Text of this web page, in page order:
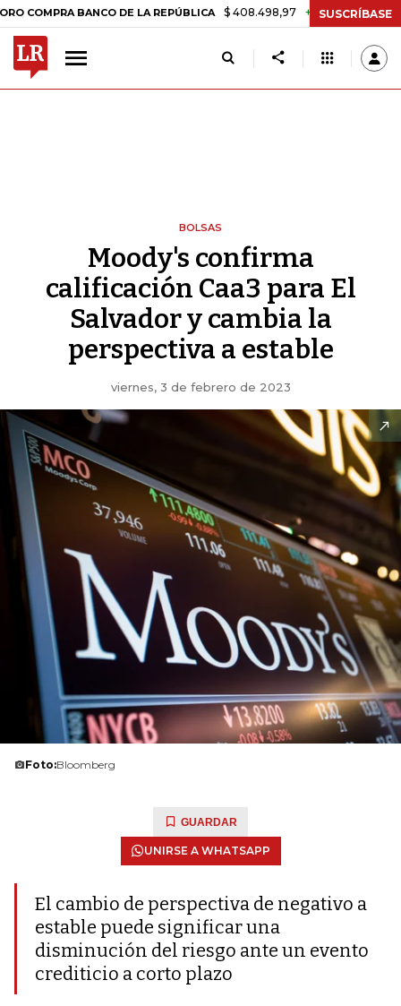
BANCO DE LA REPÚBLICA $ 408.498,97 +$ 8.753,81 +2,19%
SUSCRÍBASE
BOLSAS
Moody's confirma
calificación Caa3 para El
Salvador y cambia la
perspectiva a estable
viernes, 3 de febrero de 2023
Foto:Bloomberg
GUARDAR
UNIRSE A WHATSAPP
El cambio de perspectiva de negativo a
estable puede significar una
disminución del riesgo ante un evento
crediticio a corto plazo